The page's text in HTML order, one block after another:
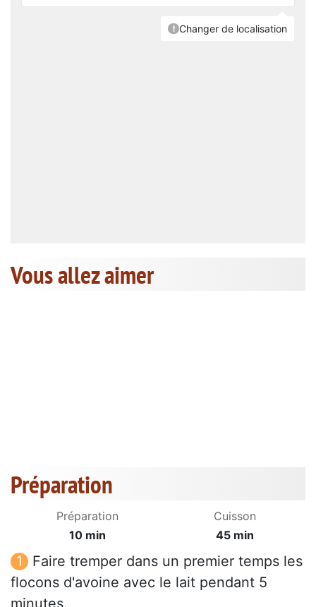
Vous allez aimer
Préparation
Préparation
10 min
Cuisson
45 min
Faire tremper dans un premier temps les
flocons d'avoine avec le lait pendant 5